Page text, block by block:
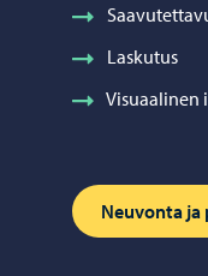
Laskutus
Visuaalinen
Neuvonta ja